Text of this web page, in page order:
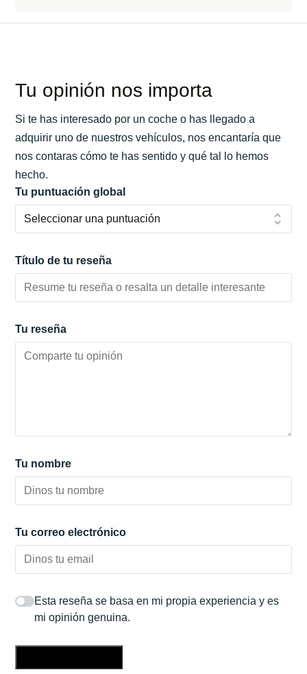
Tu opinión nos importa
Si te has interesado por un coche o has llegado a
adquirir uno de nuestros vehículos, nos encantaría que
nos contaras cómo te has sentido y qué tal lo hemos
hecho.
Tu puntuación global
Título de tu reseña
Tu reseña
Tu nombre
Tu correo electrónico
Esta reseña se basa en mi propia experiencia y es
mi opinión genuina.